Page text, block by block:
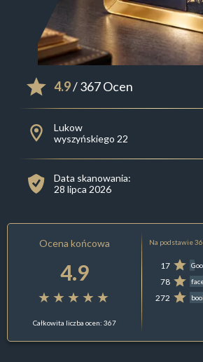
4.9/ 367 Ocen
Lukow
wyszyńskiego 22
Data skanowania:
28 lipca 2026
Ocena końcowa
4.9
Całkowita liczba ocen: 367
Na podstawie
17
78
272